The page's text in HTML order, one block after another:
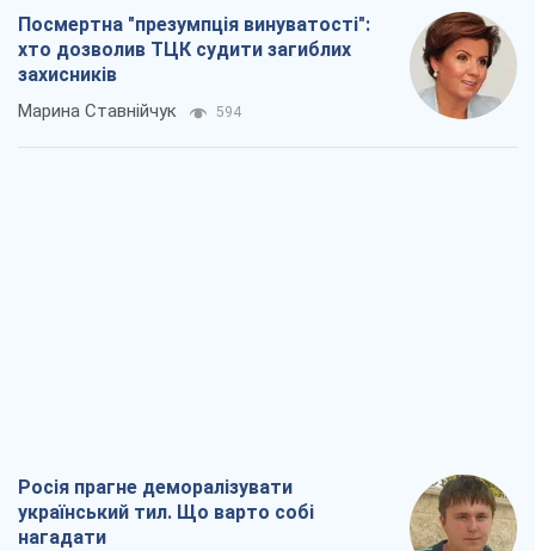
Посмертна "презумпція винуватості":
хто дозволив ТЦК судити загиблих
захисників
Марина Ставнійчук 594
Росія прагне деморалізувати
український тил. Що варто собі
нагадати